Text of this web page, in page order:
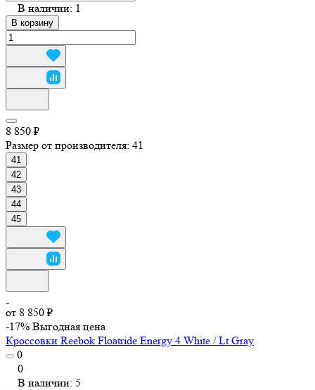
В наличии: 1
В корзину
8 850 ₽
Размер от производителя: 41
41
42
43
44
45
от 8 850 ₽
-17% Выгодная цена
Кроссовки Reebok Floatride Energy 4 White / Lt Gray
0
0
В наличии: 5